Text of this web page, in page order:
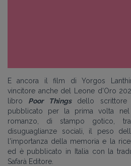
E ancora il film di Yorgos
vincitore anche del Leone d’Oro
libro Poor Thingsdello scrittore
pubblicato per la prima volta
romanzo, di stampo gotico,
disuguaglianze sociali, il peso
l'importanza della memoria e la
ed è pubblicato in Italia con la
Safarà Editore.